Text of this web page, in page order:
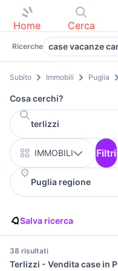
Home Cerca
Ricerche case vacanze
Subito Immobili Puglia
Cosa cerchi?
IMMOBILI Filtri
Salva ricerca
38 risultati
Terlizzi - Vendita case in